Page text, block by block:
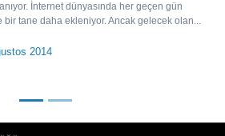
İnternet dünyasında her geçen gün
bir tane daha ekleniyor. Ancak gelecek olan...
2014